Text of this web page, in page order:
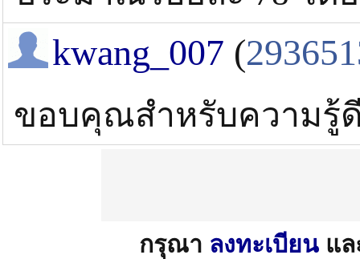
สิ่งที่มีผลต่อความดันลมยางที่อยู่ในล้อคือ
อุณหภูมิทำให้ปริมาตรของแก๊สเปลี่ยนแป
ขนาดล้อยางเท่าเดิม ดังนั้นจึงทำให้ควา
และหดตัวใกล้เคียงกันมาก แต่เมื่ออุณหภู
จอดเฉยๆทำให้ความดันลมในยางเปลี่ยน
การเปลี่ยนแปลงความดันจะมีมากกว่า)
kwang_007 (
ขอบคุณสำหรับความรู้
กรุณา ลงทะเบียน แ